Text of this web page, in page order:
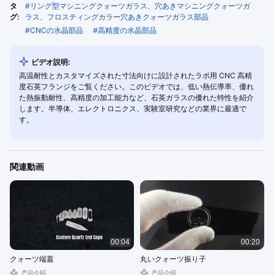
タ
グ:
#リング型マシニングクォーツガラス、穴あきマシニングクォーツガ
ラス、フロスティングカラー穴あきクォーツガラス部品
#CNCの水晶部品 #高精度の水晶部品
ビデオ説明:
高温耐性とカスタマイズされた寸法向けに設計されたラボ用 CNC 高精
度石英フランジをご覧ください。このビデオでは、低い熱伝導率、優れ
た熱振動耐性、高精度の加工能力など、石英ガラスの優れた特性を紹介
します。半導体、エレクトロニクス、実験室研究などの業界に最適で
す。
関連動画
00:04
クォーツ端蓋
产品介绍
00:20
丸いクォーツ振り子
产品介绍